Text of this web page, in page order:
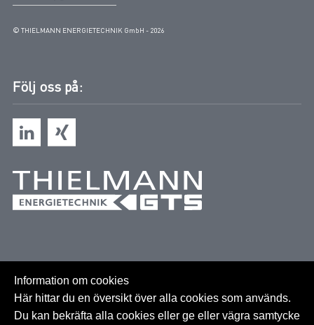
© THIELMANN ENERGIETECHNIK GmbH - 2026
Följ oss på:
Information om cookies
Här hittar du en översikt över alla cookies som används.
Du kan bekräfta alla cookies eller ge eller vägra samtycke